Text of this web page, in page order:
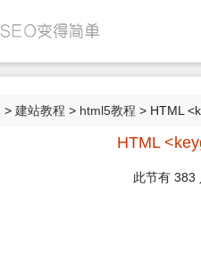
> 建站教程 > html5教程 > HTML
HTML
此节有 383